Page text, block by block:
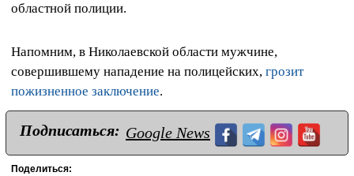
областной полиции.
Напомним, в Николаевской области мужчине,
совершившему нападение на полицейских, грозит
пожизненное заключение.
Подписаться: Google News
Поделиться: